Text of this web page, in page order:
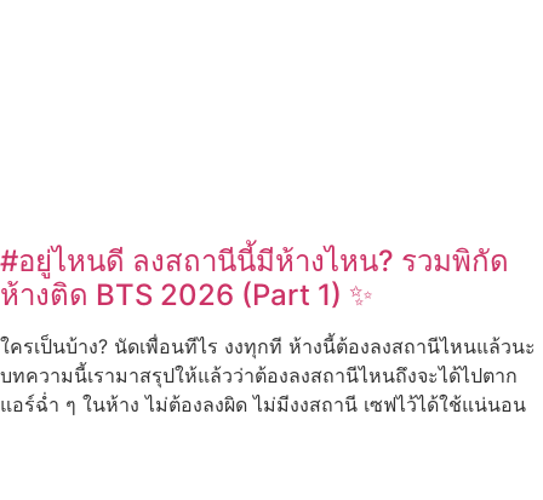
#อยู่ไหนดี ลงสถานีนี้มีห้างไหน? รวมพิกัด
ห้างติด BTS 2026 (Part 1) ✨
ใครเป็นบ้าง? นัดเพื่อนทีไร งงทุกที ห้างนี้ต้องลงสถานีไหนแล้วนะ
บทความนี้เรามาสรุปให้แล้วว่าต้องลงสถานีไหนถึงจะได้ไปตาก
แอร์ฉ่ำ ๆ ในห้าง ไม่ต้องลงผิด ไม่มีงงสถานี เซฟไว้ได้ใช้แน่นอน